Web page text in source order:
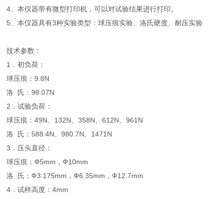
4、本仪器带有微型打印机，可以对试验结果进行打印。
5、本仪器具有3种实验类型：球压痕实验、洛氏硬度、耐压实验
技术参数：
1．初负荷：
球压痕：9.8N
洛 氏：98.07N
2．试验负荷：
球压痕：49N、132N、358N、612N、961N
洛 氏：588.4N、980.7N、1471N
3．压头直径：
球压痕：Ф5mm，Ф10mm
洛 氏：Ф3.175mm，Ф6.35mm，Ф12.7mm
4．试样高度：4mm